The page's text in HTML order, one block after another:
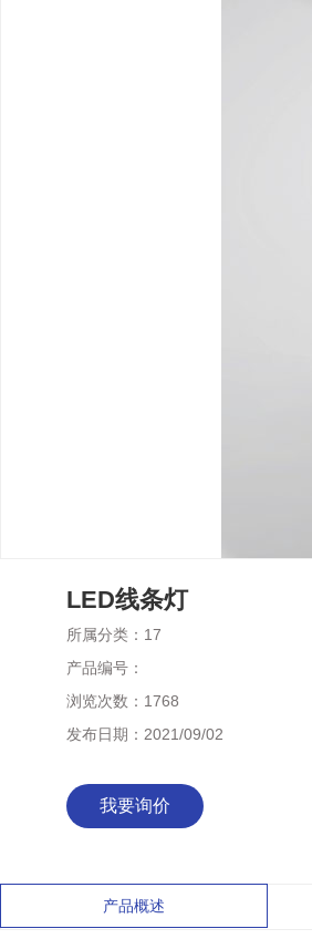
LED线条灯
所属分类： 17
产品编号：
浏览次数： 1768
发布日期： 2021/09/02
我要询价
产品概述